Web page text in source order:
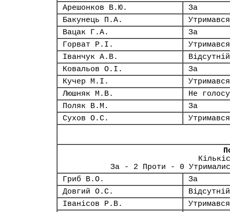
Арешонков В.Ю.
За
Бакунець П.А.
Утримався
Вацак Г.А.
За
Горват Р.І.
Утримався
Іванчук А.В.
Відсутній
Ковальов О.І.
За
Кучер М.І.
Утримався
Люшняк М.В.
Не
Поляк В.М.
За
Сухов О.С.
Утримався
За - 2 Проти - 0
Гриб В.О.
За
Довгий О.С.
Відсутній
Іванісов Р.В.
Утримався